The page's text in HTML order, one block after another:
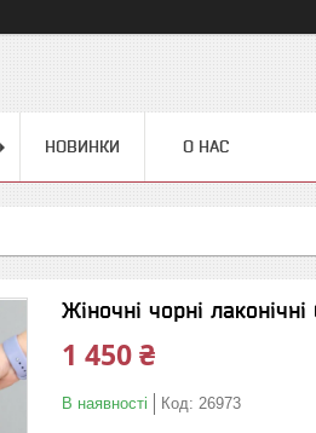
НОВИНКИ О НАС
Жіночні чорні
1 450 ₴
В наявності Код: 26973